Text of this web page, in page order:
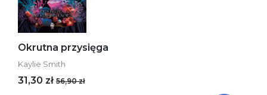
Okrutna przysięga
Kaylie Smith
31,30 zł 56,90 zł